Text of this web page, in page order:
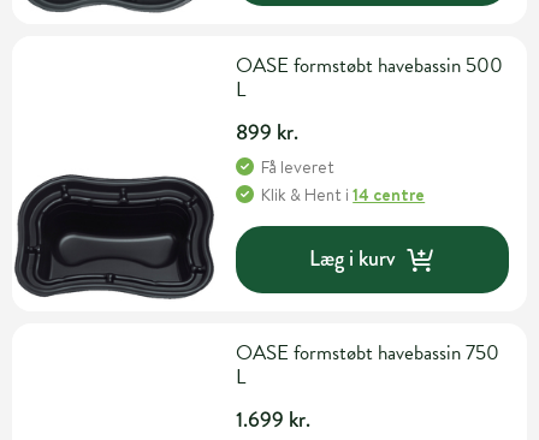
OASE formstøbt havebassin 500
L
899 kr.
Få leveret
Klik & Hent i14 centre
Læg i kurv
OASE formstøbt havebassin 750
L
1.699 kr.